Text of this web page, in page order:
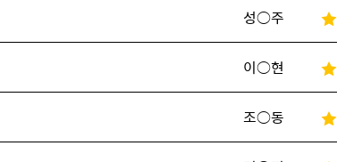
성○주
이○현
조○동